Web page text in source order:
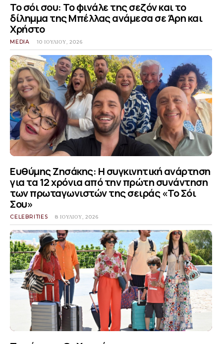
Το σόι σου: Το φινάλε της σεζόν και το
δίλημμα της Μπέλλας ανάμεσα σε Άρη και
Χρήστο
MEDIA 10 ΙΟΥΛΊΟΥ, 2026
Ευθύμης Ζησάκης: Η συγκινητική ανάρτηση
για τα 12 χρόνια από την πρώτη συνάντηση
των πρωταγωνιστών της σειράς «Το Σόι
Σου»
CELEBRITIES 8 ΙΟΥΛΊΟΥ, 2026